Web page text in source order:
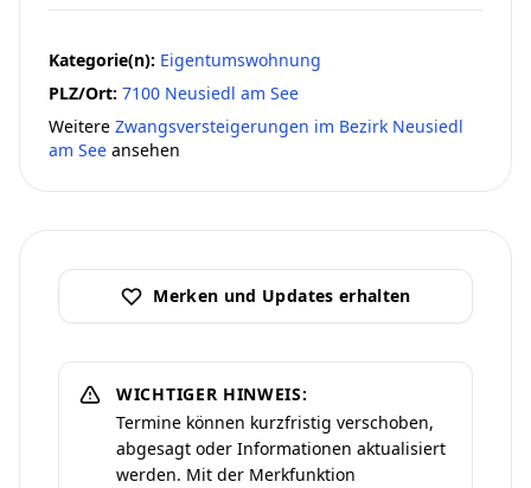
Kategorie(n): Eigentumswohnung
PLZ/Ort: 7100 Neusiedl am See
Weitere Zwangsversteigerungen im Bezirk Neusiedl
am See ansehen
Merken und Updates erhalten
WICHTIGER HINWEIS:
Termine können kurzfristig verschoben,
abgesagt oder Informationen aktualisiert
werden. Mit der Merkfunktion